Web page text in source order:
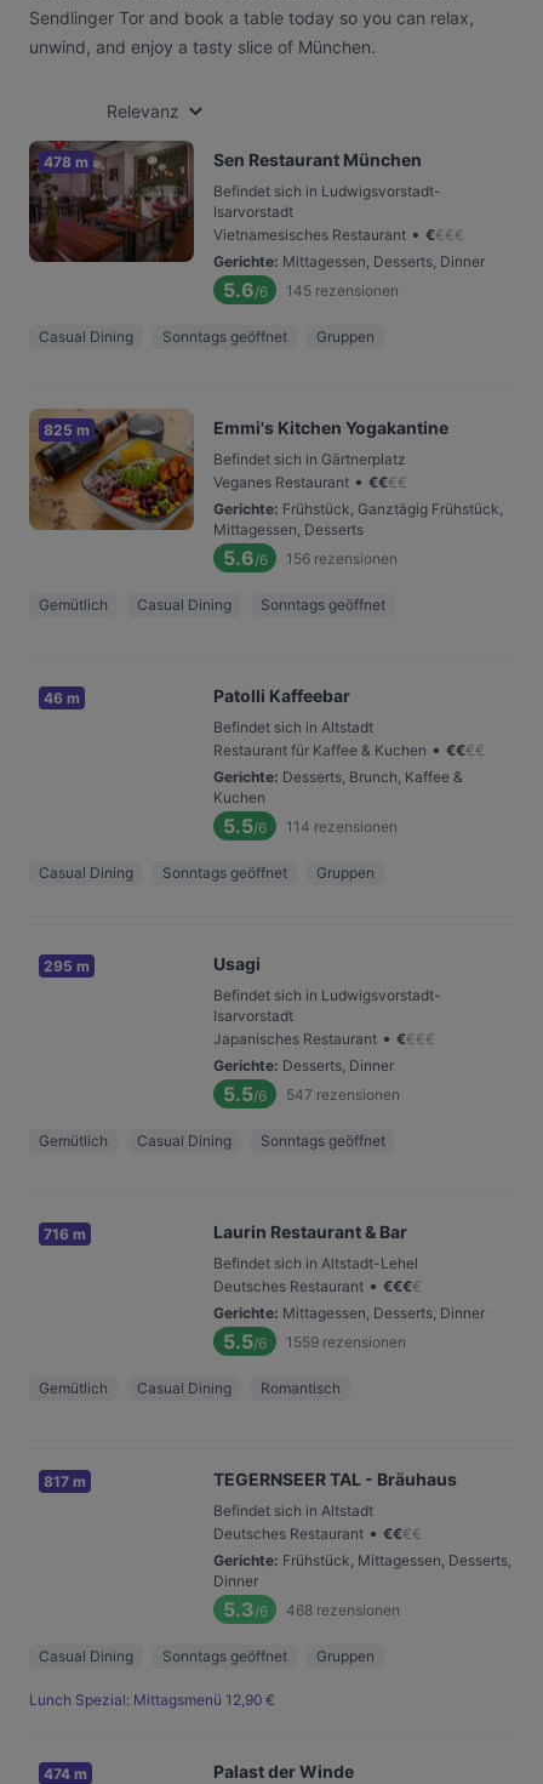
Sendlinger Tor and book a table today so you can relax,
unwind, and enjoy a tasty slice of München.
Relevanz
478 m Sen Restaurant München
Befindet sich in Ludwigsvorstadt-
Isarvorstadt
Vietnamesisches Restaurant • €€€€
Gerichte: Mittagessen, Desserts, Dinner
5.6/6 145 rezensionen
Casual Dining Sonntags geöffnet Gruppen
825 m Emmi's Kitchen Yogakantine
Befindet sich in Gärtnerplatz
Veganes Restaurant • €€€€
Gerichte: Frühstück, Ganztägig Frühstück,
Mittagessen, Desserts
5.6/6 156 rezensionen
Gemütlich Casual Dining Sonntags geöffnet
46 m Patolli Kaffeebar
Befindet sich in Altstadt
Restaurant für Kaffee & Kuchen • €€€€
Gerichte: Desserts, Brunch, Kaffee &
Kuchen
5.5/6 114 rezensionen
Casual Dining Sonntags geöffnet Gruppen
295 m Usagi
Befindet sich in Ludwigsvorstadt-
Isarvorstadt
Japanisches Restaurant • €€€€
Gerichte: Desserts, Dinner
5.5/6 547 rezensionen
Gemütlich Casual Dining Sonntags geöffnet
716 m Laurin Restaurant & Bar
Befindet sich in Altstadt-Lehel
Deutsches Restaurant • €€€€
Gerichte: Mittagessen, Desserts, Dinner
5.5/6 1559 rezensionen
Gemütlich Casual Dining Romantisch
817 m TEGERNSEER TAL - Bräuhaus
Befindet sich in Altstadt
Deutsches Restaurant • €€€€
Gerichte: Frühstück, Mittagessen, Desserts,
Dinner
5.3/6 468 rezensionen
Casual Dining Sonntags geöffnet Gruppen
Lunch Spezial: Mittagsmenü 12,90 €
474 m Palast der Winde